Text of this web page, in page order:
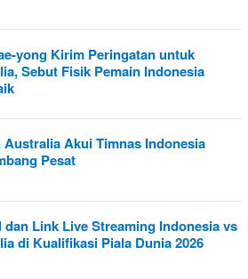
yong Kirim Peringatan untuk
Sebut Fisik Pemain Indonesia
Australia Akui Timnas Indonesia
Pesat
dan Link Live Streaming Indonesia vs
di Kualifikasi Piala Dunia 2026